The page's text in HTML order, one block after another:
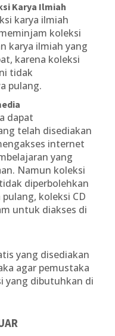
Karya Ilmiah
karya ilmiah
koleksi
karya ilmiah yang
karena koleksi
tidak
pulang.
dapat
telah disediakan
internet
yang
Namun koleksi
diperbolehkan
koleksi CD
untuk diakses di
yang disediakan
agar pemustaka
yang dibutuhkan di